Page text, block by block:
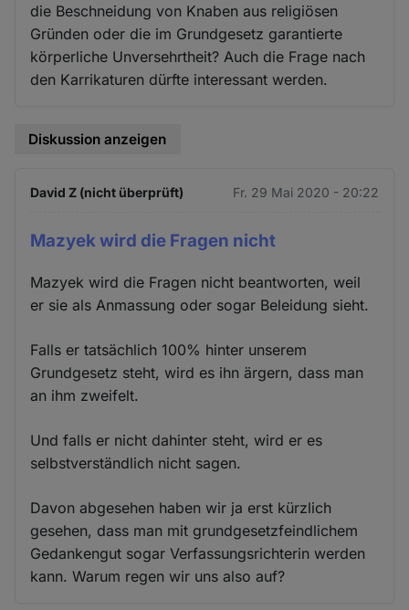
die Beschneidung von Knaben aus religiösen
Gründen oder die im Grundgesetz garantierte
körperliche Unversehrtheit? Auch die Frage nach
den Karrikaturen dürfte interessant werden.
Diskussion anzeigen
David Z (nicht überprüft) Fr. 29 Mai 2020 - 20:22
Mazyek wird die Fragen nicht
Mazyek wird die Fragen nicht beantworten, weil
er sie als Anmassung oder sogar Beleidung sieht.
Falls er tatsächlich 100% hinter unserem
Grundgesetz steht, wird es ihn ärgern, dass man
an ihm zweifelt.
Und falls er nicht dahinter steht, wird er es
selbstverständlich nicht sagen.
Davon abgesehen haben wir ja erst kürzlich
gesehen, dass man mit grundgesetzfeindlichem
Gedankengut sogar Verfassungsrichterin werden
kann. Warum regen wir uns also auf?